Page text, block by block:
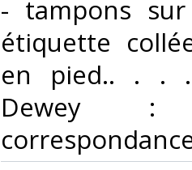
- tampons
étiquette
en pied.. . . .
Dewey :